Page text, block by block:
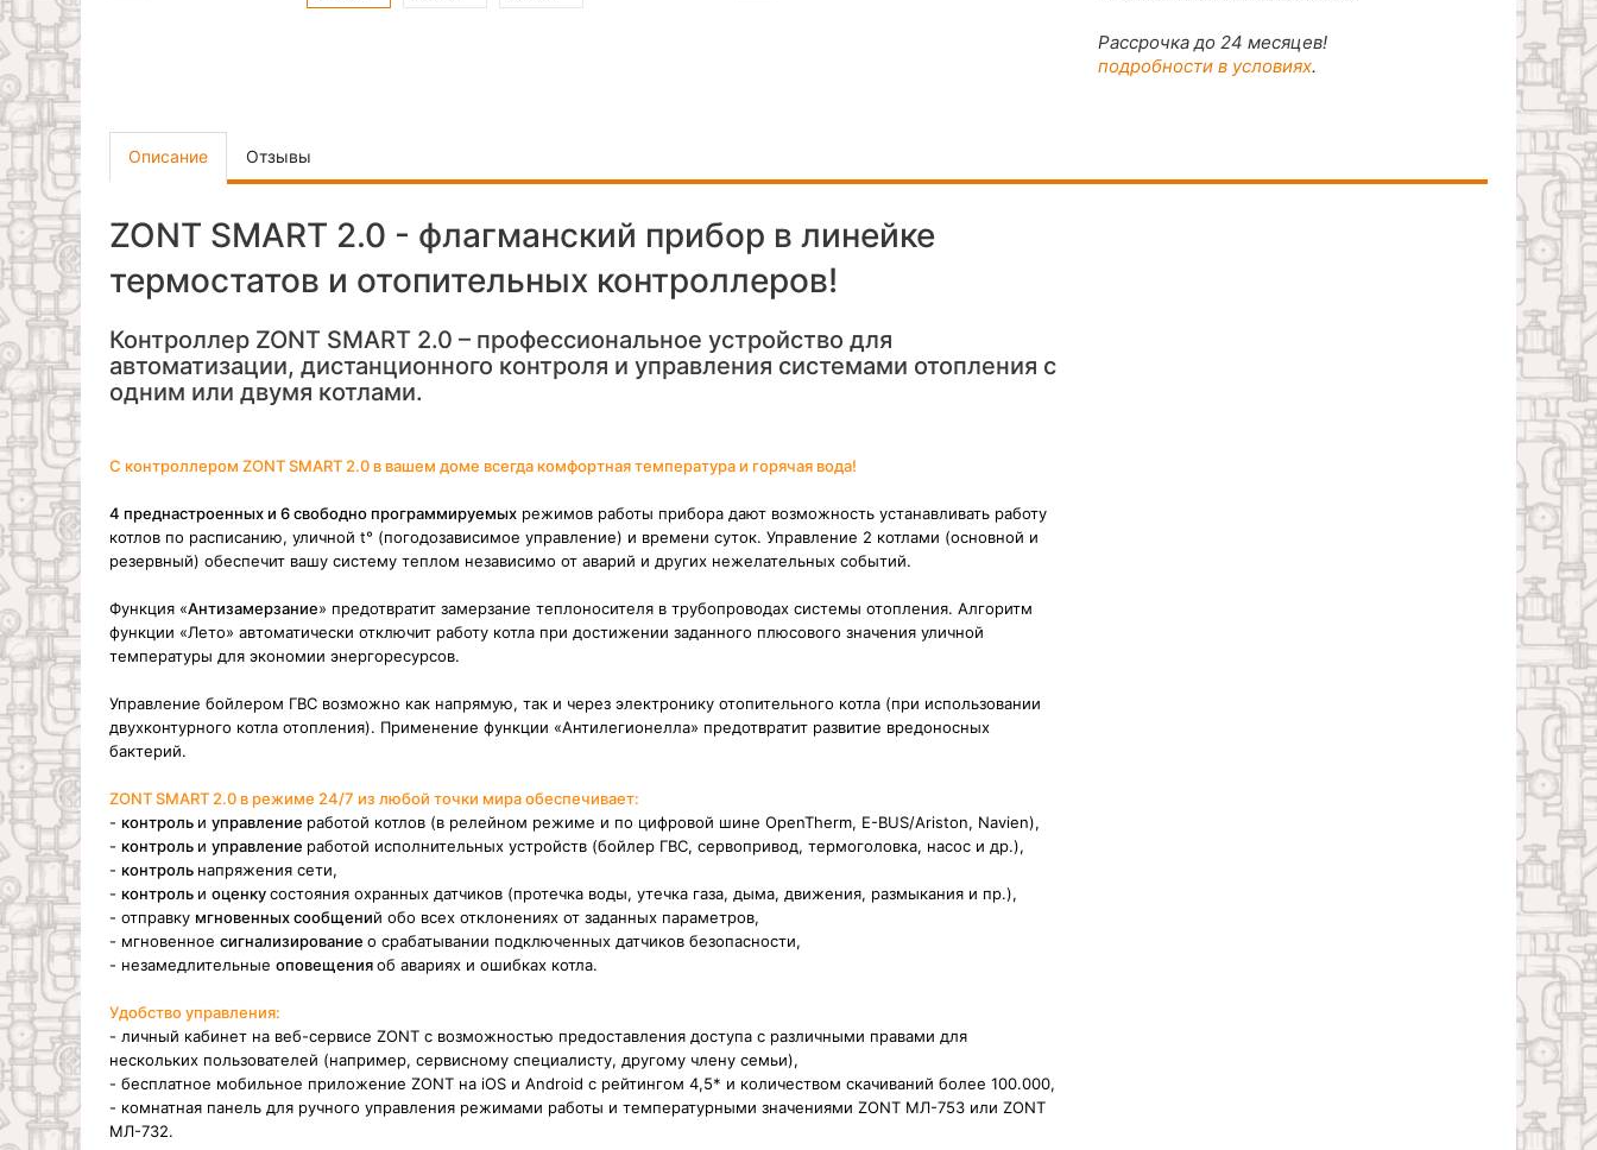
Рассрочка до 24 месяцев!
подробности в условиях.
Описание Отзывы
ZONT SMART 2.0 - флагманский прибор в линейке
термостатов и отопительных контроллеров!
Контроллер ZONT SMART 2.0 – профессиональное устройство для
автоматизации, дистанционного контроля и управления системами отопления с
одним или двумя котлами.
С контроллером ZONT SMART 2.0 в вашем доме всегда комфортная температура и горячая вода!
4 преднастроенных и 6 свободно программируемых режимов работы прибора дают возможность устанавливать работу
котлов по расписанию, уличной t° (погодозависимое управление) и времени суток. Управление 2 котлами (основной и
резервный) обеспечит вашу систему теплом независимо от аварий и других нежелательных событий.
Функция «Антизамерзание» предотвратит замерзание теплоносителя в трубопроводах системы отопления. Алгоритм
функции «Лето» автоматически отключит работу котла при достижении заданного плюсового значения уличной
температуры для экономии энергоресурсов.
Управление бойлером ГВС возможно как напрямую, так и через электронику отопительного котла (при использовании
двухконтурного котла отопления). Применение функции «Антилегионелла» предотвратит развитие вредоносных
бактерий.
ZONT SMART 2.0 в режиме 24/7 из любой точки мира обеспечивает:
- контроль и управление работой котлов (в релейном режиме и по цифровой шине OpenTherm, E-BUS/Ariston, Navien),
- контроль и управление работой исполнительных устройств (бойлер ГВС, сервопривод, термоголовка, насос и др.),
- контроль напряжения сети,
- контроль и оценкусостояния охранных датчиков (протечка воды, утечка газа, дыма, движения, размыкания и пр.),
- отправку мгновенных сообщений обо всех отклонениях от заданных параметров,
- мгновенное сигнализирование о срабатывании подключенных датчиков безопасности,
- незамедлительные оповещенияоб авариях и ошибках котла.
Удобство управления:
- личный кабинет на веб-сервисе ZONT с возможностью предоставления доступа с различными правами для
нескольких пользователей (например, сервисному специалисту, другому члену семьи),
- бесплатное мобильное приложение ZONT на iOS и Android с рейтингом 4,5* и количеством скачиваний более 100.000,
- комнатная панель для ручного управления режимами работы и температурными значениями ZONT МЛ-753 или ZONT
МЛ-732.